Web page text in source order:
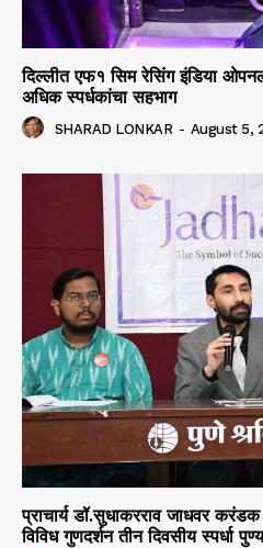
दिल्लीत एफ१ सिम रेसिंग इंडिया
अधिक स्पर्धकांचा सहभाग
SHARAD LONKAR - August 5,
प्राचार्य डॉ.सुधाकरराव जाधवर करंडक
विविध गुणदर्शन तीन दिवसीय स्पर्धा